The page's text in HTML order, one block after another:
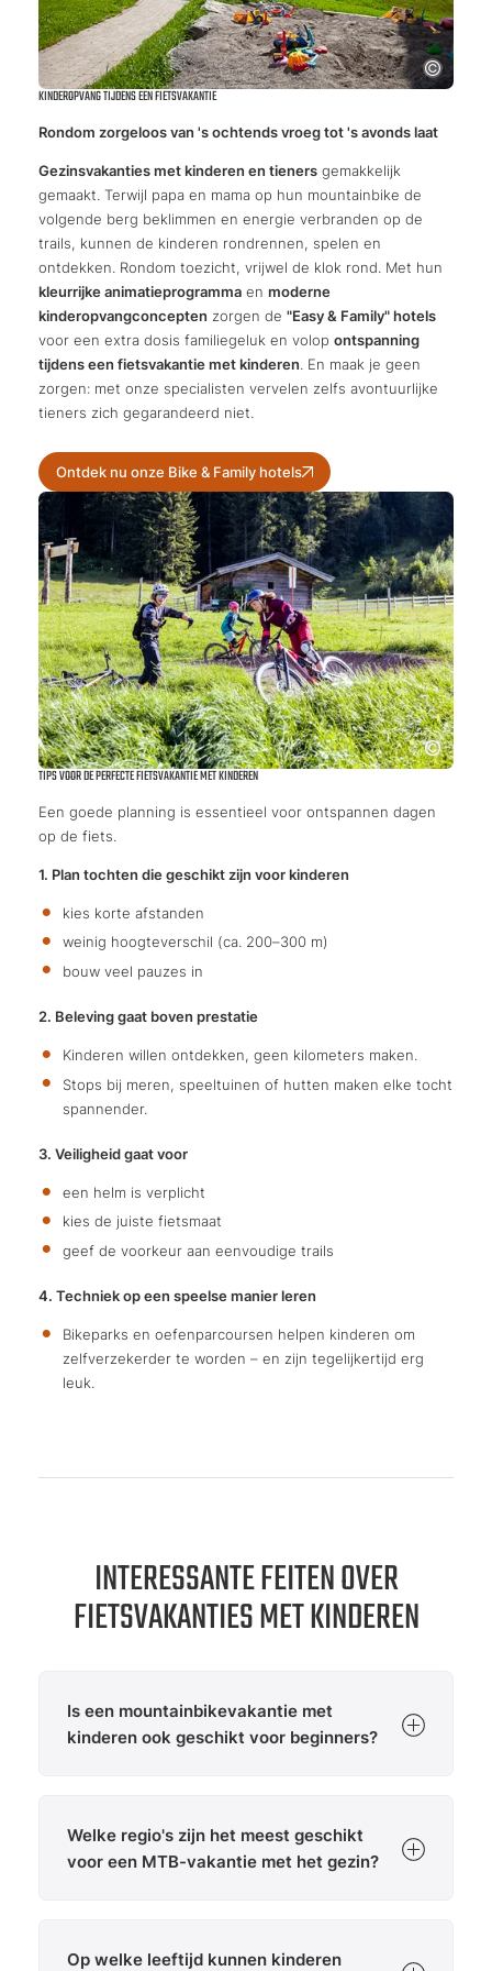
KINDEROPVANG TIJDENS EEN FIETSVAKANTIE
Rondom zorgeloos van 's ochtends vroeg tot 's avonds laat
Gezinsvakanties met kinderen en tieners gemakkelijk
gemaakt. Terwijl papa en mama op hun mountainbike de
volgende berg beklimmen en energie verbranden op de
trails, kunnen de kinderen rondrennen, spelen en
ontdekken. Rondom toezicht, vrijwel de klok rond. Met hun
kleurrijke animatieprogramma en moderne
kinderopvangconcepten zorgen de "Easy & Family" hotels
voor een extra dosis familiegeluk en volop ontspanning
tijdens een fietsvakantie met kinderen. En maak je geen
zorgen: met onze specialisten vervelen zelfs avontuurlijke
tieners zich gegarandeerd niet.
Ontdek nu onze Bike & Family hotels
TIPS VOOR DE PERFECTE FIETSVAKANTIE MET KINDEREN
Een goede planning is essentieel voor ontspannen dagen
op de fiets.
1. Plan tochten die geschikt zijn voor kinderen
kies korte afstanden
weinig hoogteverschil (ca. 200–300 m)
bouw veel pauzes in
2. Beleving gaat boven prestatie
Kinderen willen ontdekken, geen kilometers maken.
Stops bij meren, speeltuinen of hutten maken elke tocht
spannender.
3. Veiligheid gaat voor
een helm is verplicht
kies de juiste fietsmaat
geef de voorkeur aan eenvoudige trails
4. Techniek op een speelse manier leren
Bikeparks en oefenparcoursen helpen kinderen om
zelfverzekerder te worden – en zijn tegelijkertijd erg
leuk.
INTERESSANTE FEITEN OVER
FIETSVAKANTIES MET KINDEREN
Is een mountainbikevakantie met
kinderen ook geschikt voor beginners?
gezinsvriendelijke routes en gemakkelijke tochten
biedt. Veel fietsbestemmingen hebben flow trails,
verkeer zijn bijzonder populair.
Welke regio's zijn het meest geschikt
voor een MTB-vakantie met het gezin?
MTB-vakantie. Makkelijke trails, fietsenstallingen
Op welke leeftijd kunnen kinderen